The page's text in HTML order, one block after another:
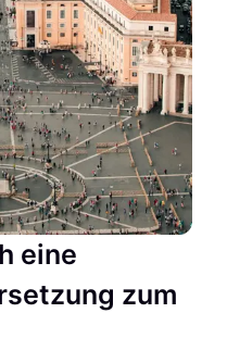
eine
zum